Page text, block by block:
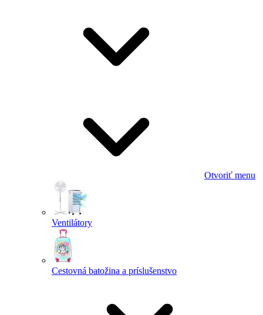
Otvoriť menu
Ventilátory
Cestovná batožina a príslušenstvo